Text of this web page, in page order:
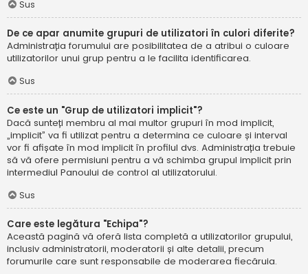
Sus
De ce apar anumite grupuri de utilizatori în culori diferite?
Administrația forumului are posibilitatea de a atribui o culoare
utilizatorilor unui grup pentru a le facilita identificarea.
Sus
Ce este un "Grup de utilizatori implicit"?
Dacă sunteți membru al mai multor grupuri în mod implicit,
„implicit” va fi utilizat pentru a determina ce culoare și interval
vor fi afișate în mod implicit în profilul dvs. Administrația trebuie
să vă ofere permisiuni pentru a vă schimba grupul implicit prin
intermediul Panoului de control al utilizatorului.
Sus
Care este legătura "Echipa"?
Această pagină vă oferă lista completă a utilizatorilor grupului,
inclusiv administratorii, moderatorii și alte detalii, precum
forumurile care sunt responsabile de moderarea fiecăruia.